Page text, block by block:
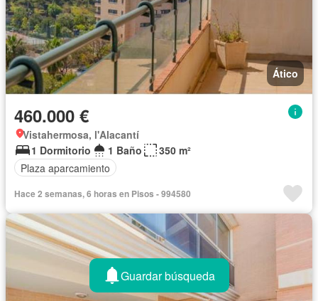
Ático
460.000 €
Vistahermosa, l'Alacantí
1 Dormitorio
1 Baño
350 m²
Plaza aparcamiento
Hace 2 semanas, 6 horas en Pisos - 994580
Guardar búsqueda